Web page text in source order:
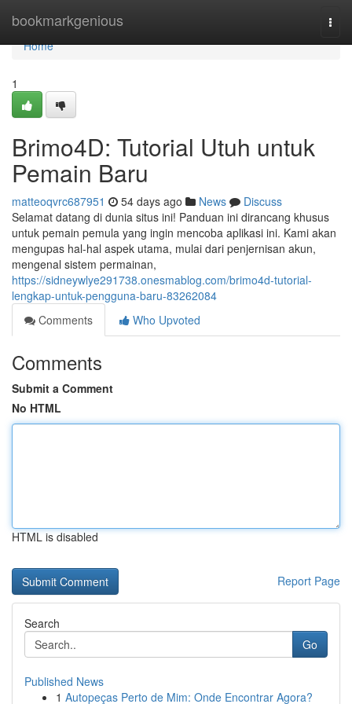
bookmarkgenious
Home
Home
1
Brimo4D: Tutorial Utuh untuk
Pemain Baru
matteoqvrc687951 54 days ago News
Discuss
Selamat datang di dunia situs ini! Panduan ini dirancang khusus
untuk pemain pemula yang ingin mencoba aplikasi ini. Kami akan
mengupas hal-hal aspek utama, mulai dari penjernisan akun,
mengenal sistem permainan,
https://sidneywlye291738.onesmablog.com/brimo4d-tutorial-
lengkap-untuk-pengguna-baru-83262084
Comments
Who Upvoted
Comments
Submit a Comment
No HTML
HTML is disabled
Report Page
Search
Go
Published News
1 Autopeças Perto de Mim: Onde Encontrar Agora?